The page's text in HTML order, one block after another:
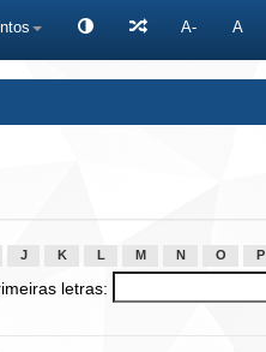
A- A
J K L M N O P
letras: